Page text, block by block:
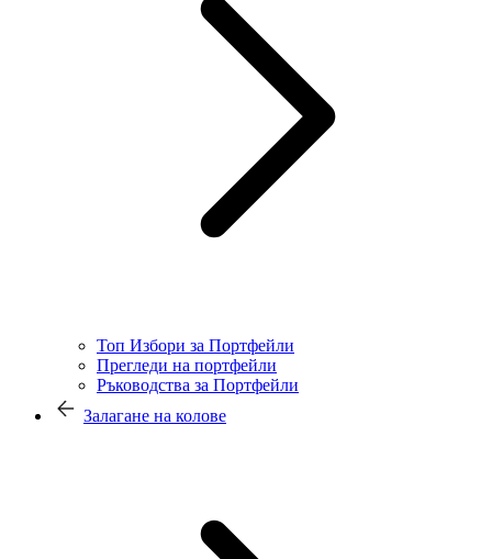
Топ Избори за Портфейли
Прегледи на портфейли
Ръководства за Портфейли
Залагане на колове